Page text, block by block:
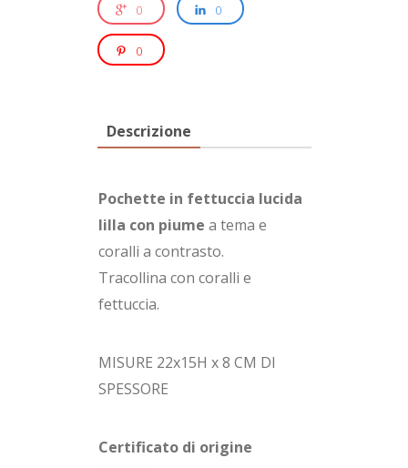
0 0
0
Descrizione
Pochette in fettuccia lucida
lilla con piume a tema e
coralli a contrasto.
Tracollina con coralli e
fettuccia.
MISURE 22x15H x 8 CM DI
SPESSORE
Certificato di origine